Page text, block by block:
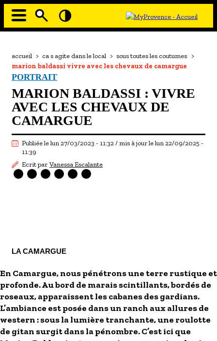
Aller
principale
À MOI LA CULTURE
AU GRAND AIR
PASSEZ À TABLE
SOUS TOUTES LES COUTUMES
TOURISME ET HANDICAP
ENVIE DE BALADE
L'AGENDA
Fil
d'Ariane
accueil > ca s agite dans le local > sous toutes les coutumes >
marion baldassi vivre avec les chevaux de camargue
PORTRAIT
MARION BALDASSI : VIVRE
AVEC LES CHEVAUX DE
CAMARGUE
Publiée le lun 27/03/2023 - 11:32 / mis à jour le lun 22/09/2025 -
11:39
Ecrit par Vanessa Escalante
LA CAMARGUE
En Camargue, nous pénétrons une terre rustique et
profonde. Au bord de marais scintillants, bordés de
roseaux, apparaissent les cabanes des gardians.
L’ambiance est posée dans un ranch aux allures de
western : sous la lumière tranchante, une roulotte
de gitan surgit dans la pénombre. C’est ici que